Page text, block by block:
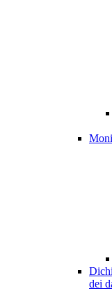
dei